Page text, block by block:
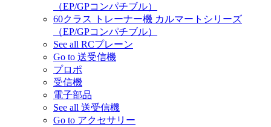
（EP/GPコンパチブル）
60クラス トレーナー機 カルマートシリーズ
（EP/GPコンパチブル）
See all RCプレーン
Go to 送受信機
プロポ
受信機
電子部品
See all 送受信機
Go to アクセサリー